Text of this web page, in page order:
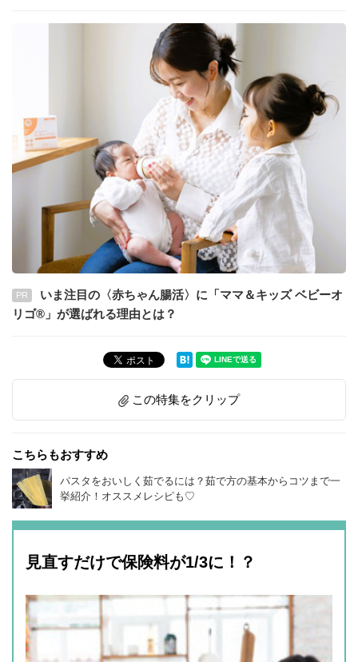
PR
いま注目の〈赤ちゃん腸活〉に「ママ＆キッズ ベビーオ
リゴ®」が選ばれる理由とは？
この特集をクリップ
こちらもおすすめ
パスタをおいしく茹でるには？茹で方の基本からコツまで一
挙紹介！オススメレシピも♡
見直すだけで保険料が1/3に！？